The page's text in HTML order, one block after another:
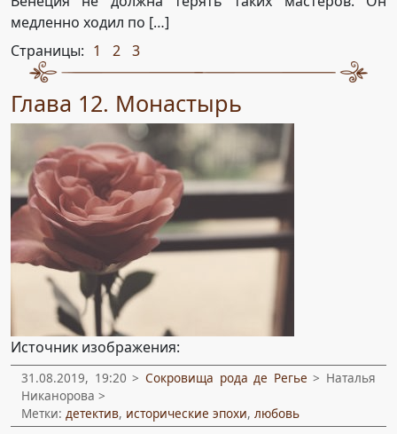
медленно ходил по […]
Страницы: 1 2 3
Глава 12. Монастырь
Источник изображения:
31.08.2019, 19:20 > Сокровища рода де Регье > Наталья
Никанорова >
Метки: детектив, исторические эпохи, любовь